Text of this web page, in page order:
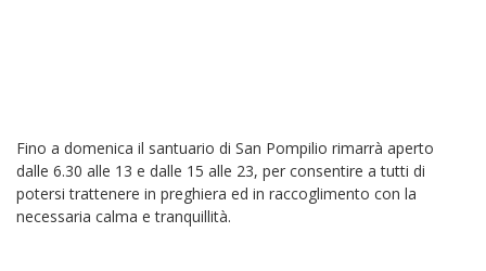
Fino a domenica il santuario di San Pompilio rimarrà aperto
dalle 6.30 alle 13 e dalle 15 alle 23, per consentire a tutti di
potersi trattenere in preghiera ed in raccoglimento con la
necessaria calma e tranquillità.